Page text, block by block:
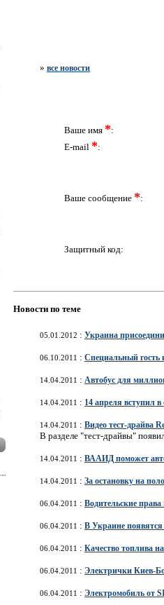
» все новости
Ваше имя *:
E-mail *:
Ваше сообщение *:
Защитный код:
Новости по теме
05.01.2012 : Украина
06.10.2011 : Специальный гость
14.04.2011 : Автобус для
14.04.2011 : 14 апреля вступил
14.04.2011 : Видео тест-драйва
В разделе "тест-драйвы"
14.04.2011 : ВААИД поможет
14.04.2011 : За остановку на
06.04.2011 : Водительские
06.04.2011 : В Украине
06.04.2011 : Качество топлива
06.04.2011 : Электрички Киев-
06.04.2011 : Электромобиль от